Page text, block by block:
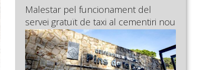
Malestar pel funcionament del
servei gratuït de taxi al cementiri nou